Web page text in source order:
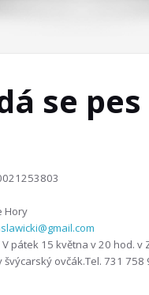
se pes
Hory
V pátek 15 května v 20 hod. v
švýcarský ovčák.Tel. 731 758